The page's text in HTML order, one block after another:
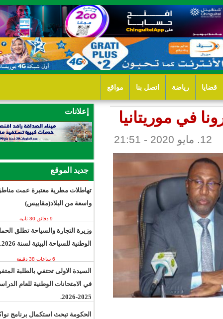
بنا مواقع
إعلانات
تهاطلات مطرية معتبرة عمت مناطق
واسعة من البلاد(مقاييس)
وزيرة التجارة والسياحة تطلق الحملة
الوطنية للسياحة البيئية لسنة 2026.
السيدة الاولى تحتفي بالطلبة المتفوقين
في الامتحانات الوطنية للعام الدراسي
2025-2026.
الحكومة تبحث استكمال برنامج نواكشوط